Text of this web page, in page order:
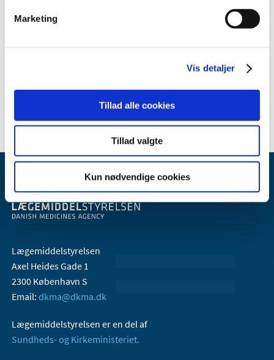
Marketing
Vis detaljer
Tillad alle cookies
Tillad valgte
Kun nødvendige cookies
april (2)
februar (6)
Lægemiddelstyrelsen
Axel Heides Gade 1
2300 København S
Email: dkma@dkma.dk
Lægemiddelstyrelsen er en del af
Sundheds- og Kirkeministeriet.